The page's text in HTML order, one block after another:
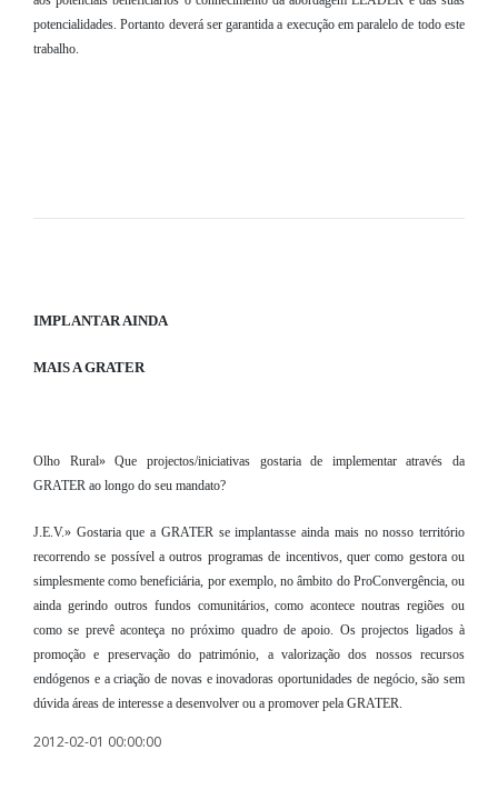
potencialidades. Portanto deverá ser garantida a execução em paralelo de todo este
trabalho.
IMPLANTAR AINDA
MAIS A GRATER
Olho Rural» Que projectos/iniciativas gostaria de implementar através da
GRATER ao longo do seu mandato?
J.E.V.» Gostaria que a GRATER se implantasse ainda mais no nosso território
recorrendo se possível a outros programas de incentivos, quer como gestora ou
simplesmente como beneficiária, por exemplo, no âmbito do ProConvergência, ou
ainda gerindo outros fundos comunitários, como acontece noutras regiões ou
como se prevê aconteça no próximo quadro de apoio. Os projectos ligados à
promoção e preservação do património, a valorização dos nossos recursos
endógenos e a criação de novas e inovadoras oportunidades de negócio, são sem
dúvida áreas de interesse a desenvolver ou a promover pela GRATER.
2012-02-01 00:00:00